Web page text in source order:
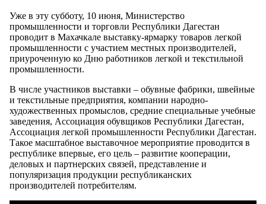
Уже в эту субботу, 10 июня, Министерство
промышленности и торговли Республики Дагестан
проводит в Махачкале выставку-ярмарку товаров легкой
промышленности с участием местных производителей,
приуроченную ко Дню работников легкой и текстильной
промышленности.
В числе участников выставки – обувные фабрики, швейные
и текстильные предприятия, компании народно-
художественных промыслов, средние специальные учебные
заведения, Ассоциация обувщиков Республики Дагестан,
Ассоциация легкой промышленности Республики Дагестан.
Такое масштабное выставочное мероприятие проводится в
республике впервые, его цель – развитие кооперации,
деловых и партнерских связей, представление и
популяризация продукции республиканских
производителей потребителям.